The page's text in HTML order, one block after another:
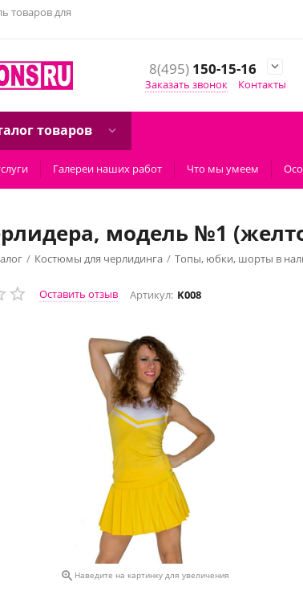
товаров для
8(495)150-15-16

Заказать звонок
Контакты
товаров
Галереи наших работ Что мы умеем
модель №1
/ Костюмы для черлидинга / Топы, юбки, шорты в
модель №1 (желто-белый)
Оставить отзыв Артикул: K008
 Наведите на картинку для увеличения